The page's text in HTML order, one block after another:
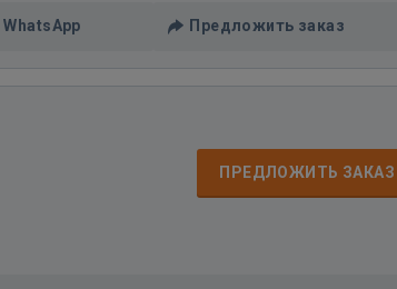
WhatsApp Предложить заказ
ПРЕДЛОЖИТЬ ЗАКАЗ